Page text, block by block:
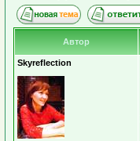
Автор
Skyreflection